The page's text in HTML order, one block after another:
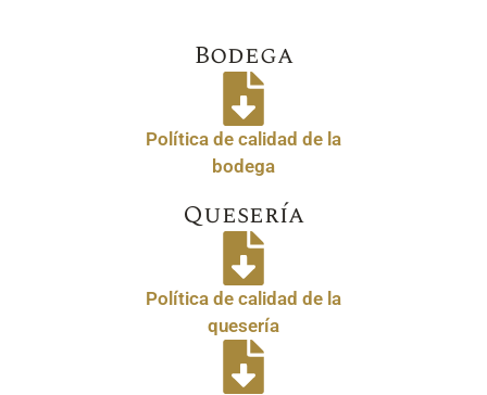
Bodega
Política de calidad de la
bodega
Quesería
Política de calidad de la
quesería